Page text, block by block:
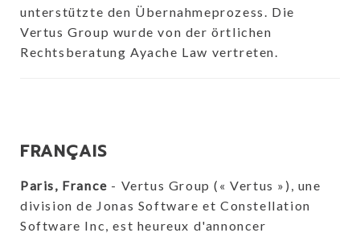
unterstützte den Übernahmeprozess. Die
Vertus Group wurde von der örtlichen
Rechtsberatung Ayache Law vertreten.
FRANÇAIS
Paris, France - Vertus Group (« Vertus »), une
division de Jonas Software et Constellation
Software Inc, est heureux d'annoncer